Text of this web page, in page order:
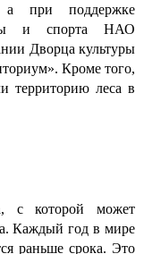
а при поддержке
и спорта НАО
Дворца культуры
Кроме того,
территорию леса в
с которой может
Каждый год в мире
раньше срока. Это